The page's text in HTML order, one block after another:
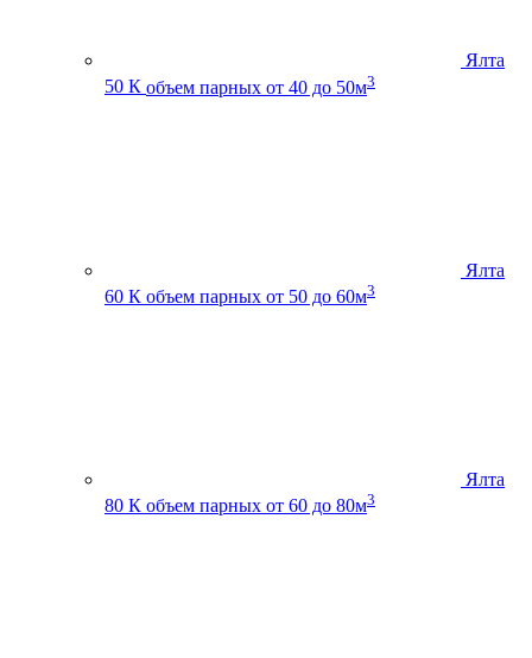
Ялта
50 К объем парных от 40 до 50м3
Ялта
60 К объем парных от 50 до 60м3
Ялта
80 К объем парных от 60 до 80м3